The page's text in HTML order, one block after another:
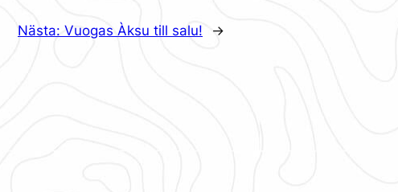
Nästa: Vuogas Àksu till salu! →